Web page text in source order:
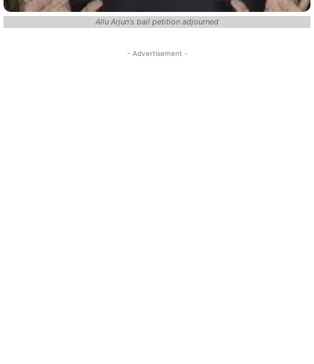
Allu Arjun's bail petition adjourned
- Advertisement -